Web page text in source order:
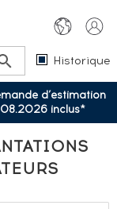
Historique
d’estimation
inclus*